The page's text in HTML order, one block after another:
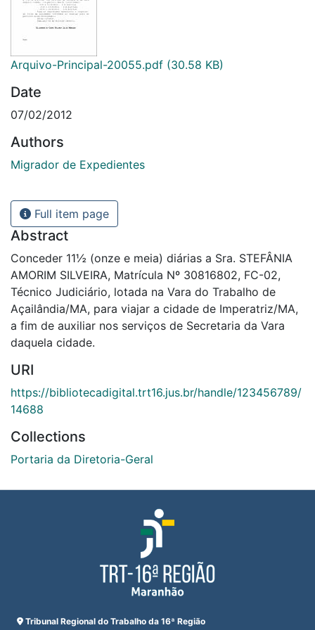
Arquivo-Principal-20055.pdf (30.58 KB)
Date
07/02/2012
Authors
Migrador de Expedientes
Full item page
Abstract
Conceder 11½ (onze e meia) diárias a Sra. STEFÂNIA
AMORIM SILVEIRA, Matrícula Nº 30816802, FC-02,
Técnico Judiciário, lotada na Vara do Trabalho de
Açailândia/MA, para viajar a cidade de Imperatriz/MA,
a fim de auxiliar nos serviços de Secretaria da Vara
daquela cidade.
URI
https://bibliotecadigital.trt16.jus.br/handle/123456789/
14688
Collections
Portaria da Diretoria-Geral
Tribunal Regional do Trabalho da 16ª Região